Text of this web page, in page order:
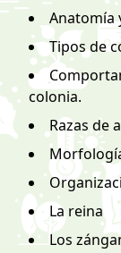
Anatomía
Tipos de
colonia.
Razas de
La reina
Los